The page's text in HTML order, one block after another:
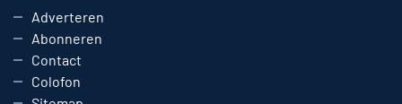
Adverteren
Abonneren
Contact
Colofon